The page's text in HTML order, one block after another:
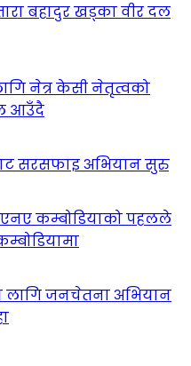
बहादुर खड्का वीर दल
नेत्र केसी नेतृत्वको
आउँदै
सरसफाइ अभियान सुरु
कम्बोडियाको पहलले
लागि जनचेतना अभियान